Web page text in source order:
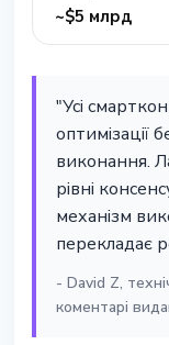
~$5 млрд
"Усі
оптимізації
виконання.
рівні
механізм
перекладає
- David Z,
коментарі